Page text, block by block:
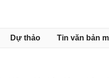
Dự thảo Tin văn bản